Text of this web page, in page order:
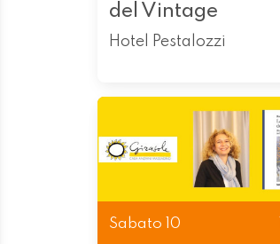
del Vintage
Hotel Pestalozzi
Sabato 10